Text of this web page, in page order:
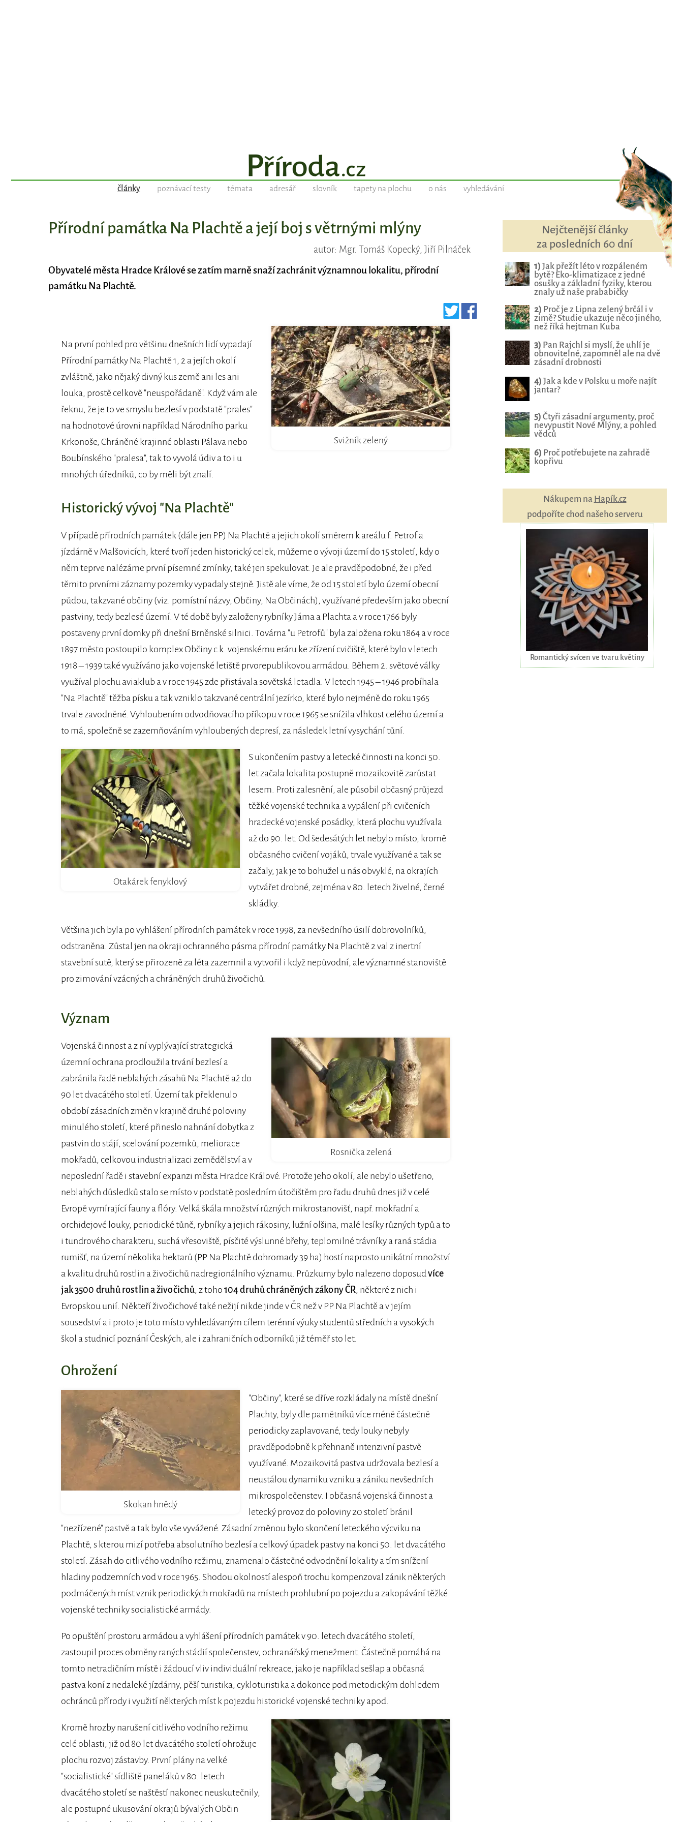
články poznávací testy témata adresář slovník tapety na plochu o nás vyhledávání
Přírodní památka Na Plachtě a její boj s větrnými mlýny
autor: Mgr. Tomáš Kopecký, Jiří Pilnáček
Obyvatelé města Hradce Králové se zatím marně snaží zachránit významnou lokalitu, přírodní
památku Na Plachtě.
Svižník zelený
Na první pohled pro většinu dnešních lidí vypadají
Přírodní památky Na Plachtě 1, 2 a jejích okolí
zvláštně, jako nějaký divný kus země ani les ani
louka, prostě celkově "neuspořádaně". Když vám ale
řeknu, že je to ve smyslu bezlesí v podstatě "prales"
na hodnotové úrovni například Národního parku
Krkonoše, Chráněné krajinné oblasti Pálava nebo
Boubínského "pralesa", tak to vyvolá údiv a to i u
mnohých úředníků, co by měli být znalí.
Historický vývoj "Na Plachtě"
V případě přírodních památek (dále jen PP) Na Plachtě a jejich okolí směrem k areálu f. Petrof a
jízdárně v Malšovicích, které tvoří jeden historický celek, můžeme o vývoji území do 15 století, kdy o
něm teprve nalézáme první písemné zmínky, také jen spekulovat. Je ale pravděpodobné, že i před
těmito prvními záznamy pozemky vypadaly stejně. Jistě ale víme, že od 15 století bylo území obecní
půdou, takzvané občiny (viz. pomístní názvy, Občiny, Na Občinách), využívané především jako obecní
pastviny, tedy bezlesé území. V té době byly založeny rybníky Jáma a Plachta a v roce 1766 byly
postaveny první domky při dnešní Brněnské silnici. Továrna "u Petrofů" byla založena roku 1864 a v roce
1897 město postoupilo komplex Občiny c.k. vojenskému eráru ke zřízení cvičiště, které bylo v letech
1918 – 1939 také využíváno jako vojenské letiště prvorepublikovou armádou. Během 2. světové války
využíval plochu aviaklub a v roce 1945 zde přistávala sovětská letadla. V letech 1945 – 1946 probíhala
"Na Plachtě" těžba písku a tak vzniklo takzvané centrální jezírko, které bylo nejméně do roku 1965
trvale zavodněné. Vyhloubením odvodňovacího příkopu v roce 1965 se snížila vlhkost celého území a
to má, společně se zazemňováním vyhloubených depresí, za následek letní vysychání tůní.
Otakárek fenyklový
S ukončením pastvy a letecké činnosti na konci 50.
let začala lokalita postupně mozaikovitě zarůstat
lesem. Proti zalesnění, ale působil občasný průjezd
těžké vojenské technika a vypálení při cvičeních
hradecké vojenské posádky, která plochu využívala
až do 90. let. Od šedesátých let nebylo místo, kromě
občasného cvičení vojáků, trvale využívané a tak se
začaly, jak je to bohužel u nás obvyklé, na okrajích
vytvářet drobné, zejména v 80. letech živelné, černé
skládky.
Většina jich byla po vyhlášení přírodních památek v roce 1998, za nevšedního úsilí dobrovolníků,
odstraněna. Zůstal jen na okraji ochranného pásma přírodní památky Na Plachtě 2 val z inertní
stavební sutě, který se přirozeně za léta zazemnil a vytvořil i když nepůvodní, ale významné stanoviště
pro zimování vzácných a chráněných druhů živočichů.
Význam
Rosnička zelená
Vojenská činnost a z ní vyplývající strategická
územní ochrana prodloužila trvání bezlesí a
zabránila řadě neblahých zásahů Na Plachtě až do
90 let dvacátého století. Území tak překlenulo
období zásadních změn v krajině druhé poloviny
minulého století, které přineslo nahnání dobytka z
pastvin do stájí, scelování pozemků, meliorace
mokřadů, celkovou industrializaci zemědělství a v
neposlední řadě i stavební expanzi města Hradce Králové. Protože jeho okolí, ale nebylo ušetřeno,
neblahých důsledků stalo se místo v podstatě posledním útočištěm pro řadu druhů dnes již v celé
Evropě vymírající fauny a flóry. Velká škála množství různých mikrostanovišť, např. mokřadní a
orchidejové louky, periodické tůně, rybníky a jejich rákosiny, lužní olšina, malé lesíky různých typů a to
i tundrového charakteru, suchá vřesoviště, písčité výslunné břehy, teplomilné trávníky a raná stádia
rumišť, na území několika hektarů (PP Na Plachtě dohromady 39 ha) hostí naprosto unikátní množství
a kvalitu druhů rostlin a živočichů nadregionálního významu. Průzkumy bylo nalezeno doposudvíce
jak 3500 druhů rostlin a živočichů, z toho104 druhů chráněných zákony ČR, některé z nich i
Evropskou unií. Někteří živočichové také nežijí nikde jinde v ČR než v PP Na Plachtě a v jejím
sousedství a i proto je toto místo vyhledávaným cílem terénní výuky studentů středních a vysokých
škol a studnicí poznání Českých, ale i zahraničních odborníků již téměř sto let.
Ohrožení
Skokan hnědý
"Občiny", které se dříve rozkládaly na místě dnešní
Plachty, byly dle pamětníků více méně částečně
periodicky zaplavované, tedy louky nebyly
pravděpodobně k přehnaně intenzivní pastvě
využívané. Mozaikovitá pastva udržovala bezlesí a
neustálou dynamiku vzniku a zániku nevšedních
mikrospolečenstev. I občasná vojenská činnost a
letecký provoz do poloviny 20 století bránil
"nezřízené" pastvě a tak bylo vše vyvážené. Zásadní změnou bylo skončení leteckého výcviku na
Plachtě, s kterou mizí potřeba absolutního bezlesí a celkový úpadek pastvy na konci 50. let dvacátého
století. Zásah do citlivého vodního režimu, znamenalo částečné odvodnění lokality a tím snížení
hladiny podzemních vod v roce 1965. Shodou okolností alespoň trochu kompenzoval zánik některých
podmáčených míst vznik periodických mokřadů na místech prohlubní po pojezdu a zakopávání těžké
vojenské techniky socialistické armády.
Po opuštění prostoru armádou a vyhlášení přírodních památek v 90. letech dvacátého století,
zastoupil proces obměny raných stádií společenstev, ochranářský menežment. Částečně pomáhá na
tomto netradičním místě i žádoucí vliv individuální rekreace, jako je například sešlap a občasná
pastva koní z nedaleké jízdárny, pěší turistika, cykloturistika a dokonce pod metodickým dohledem
ochránců přírody i využití některých míst k pojezdu historické vojenské techniky apod.
Kromě hrozby narušení citlivého vodního režimu
celé oblasti, již od 80 let dvacátého století ohrožuje
plochu rozvoj zástavby. První plány na velké
"socialistické" sídliště paneláků v 80. letech
dvacátého století se naštěstí nakonec neuskutečnily,
ale postupné ukusování okrajů bývalých Občin
Nejčtenější články
za posledních 60 dní
1) Jak přežít léto v rozpáleném
bytě? Eko-klimatizace z jedné
osušky a základní fyziky, kterou
znaly už naše prababičky
2) Proč je z Lipna zelený brčál i v
zimě? Studie ukazuje něco jiného,
než říká hejtman Kuba
3) Pan Rajchl si myslí, že uhlí je
obnovitelné, zapomněl ale na dvě
zásadní drobnosti
4) Jak a kde v Polsku u moře najít
jantar?
5) Čtyři zásadní argumenty, proč
nevypustit Nové Mlýny, a pohled
vědců
6) Proč potřebujete na zahradě
kopřivu
Nákupem na Hapík.cz
podpoříte chod našeho serveru
Romantický svícen ve tvaru květiny